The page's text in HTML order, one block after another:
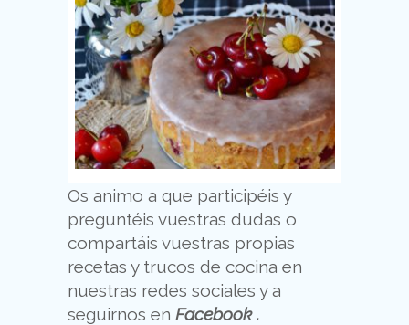
Os animo a que participéis y
preguntéis vuestras dudas o
compartáis vuestras propias
recetas y trucos de cocina en
nuestras redes sociales y a
seguirnos en Facebook.